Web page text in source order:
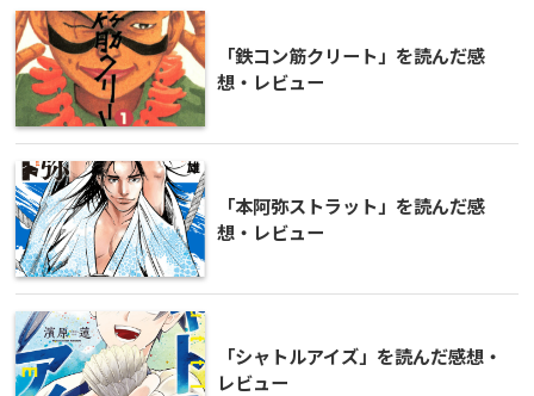
「鉄コン筋クリート」を読んだ感
想・レビュー
「本阿弥ストラット」を読んだ感
想・レビュー
「シャトルアイズ」を読んだ感想・
レビュー